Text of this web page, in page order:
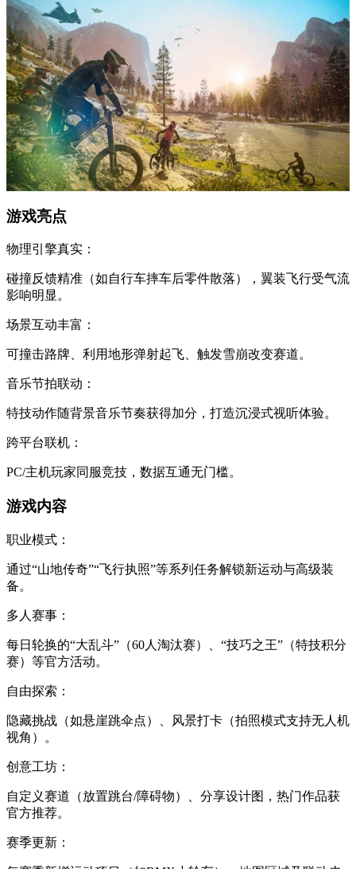
游戏亮点
物理引擎真实：
碰撞反馈精准（如自行车摔车后零件散落），翼装飞行受气流
影响明显。
场景互动丰富：
可撞击路牌、利用地形弹射起飞、触发雪崩改变赛道。
音乐节拍联动：
特技动作随背景音乐节奏获得加分，打造沉浸式视听体验。
跨平台联机：
PC/主机玩家同服竞技，数据互通无门槛。
游戏内容
职业模式：
通过“山地传奇”“飞行执照”等系列任务解锁新运动与高级装
备。
多人赛事：
每日轮换的“大乱斗”（60人淘汰赛）、“技巧之王”（特技积分
赛）等官方活动。
自由探索：
隐藏挑战（如悬崖跳伞点）、风景打卡（拍照模式支持无人机
视角）。
创意工坊：
自定义赛道（放置跳台/障碍物）、分享设计图，热门作品获
官方推荐。
赛季更新：